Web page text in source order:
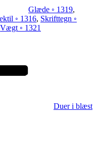
Glæde ◦ 1319,
◦ 1316, Skrifttegn ◦
Vægt ◦ 1321
Duer i blæst